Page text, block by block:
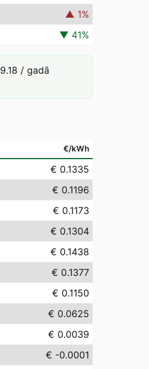
▲ 1%
▼ 41%
/ gadā
€/kWh
€ 0.1335
€ 0.1196
€ 0.1173
€ 0.1304
€ 0.1438
€ 0.1377
€ 0.1150
€ 0.0625
€ 0.0039
€ -0.0001